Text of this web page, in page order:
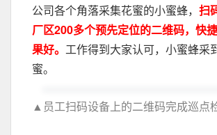
公司各个角落采集花蜜的小蜜蜂， 扫
厂区200多个预先定位的二维码，快
果好。 工作得到大家认可，小蜜蜂采
蜜。
▲员工扫码设备上的二维码完成巡点